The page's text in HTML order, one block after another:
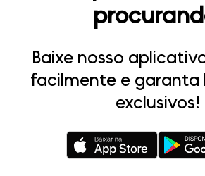
Baixe nosso
facilmente e garanta
exclusivos!